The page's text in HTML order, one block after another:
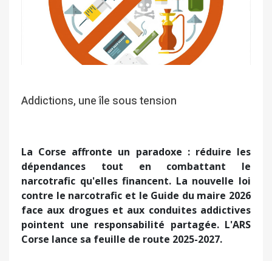
Addictions, une île sous tension
La Corse affronte un paradoxe : réduire les
dépendances tout en combattant le
narcotrafic qu'elles financent. La nouvelle loi
contre le narcotrafic et le Guide du maire 2026
face aux drogues et aux conduites addictives
pointent une responsabilité partagée. L'ARS
Corse lance sa feuille de route 2025-2027.